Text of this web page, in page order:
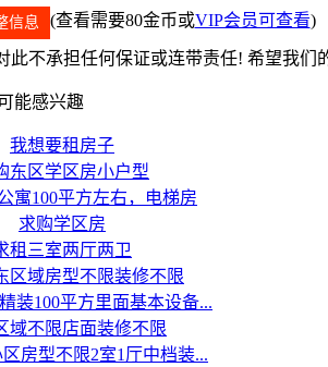
信息 (查看需要80金币或VIP会员可查看)
不承担任何保证或连带责任! 希望我们
能感兴趣
我想要租房子
东区学区房小户型
寓100平方左右，电梯房
求购学区房
租三室两厅两卫
区域房型不限装修不限
装100平方里面基本设备...
域不限店面装修不限
房型不限2室1厅中档装...